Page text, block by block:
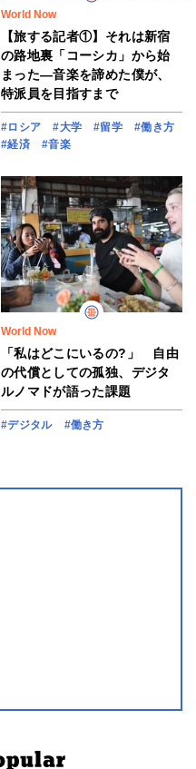
World Now
【旅する記者①】それは新宿
の路地裏「コーシカ」から始
まった―音楽を諦めた僕が、
特派員を目指すまで
#ロシア #大学 #留学
#働き方
#経済
#音楽
World Now
「私はどこにいるの?」 自由
の代償としての孤独、デジタ
ルノマドが語った課題
#デジタル #働き方